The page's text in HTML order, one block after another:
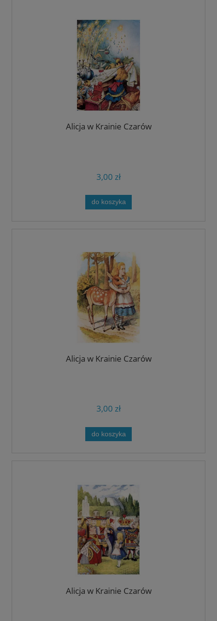
Alicja w Krainie Czarów
3,00 zł
do koszyka
Alicja w Krainie Czarów
3,00 zł
do koszyka
Alicja w Krainie Czarów